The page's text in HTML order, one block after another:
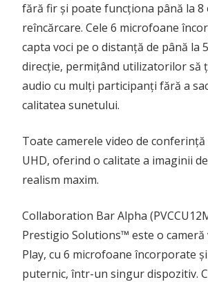
fără fir și poate funcționa până la 8
reîncărcare. Cele 6 microfoane
capta voci pe o distanță de până la
direcție, permițând utilizatorilor să
audio cu mulți participanți fără a
calitatea sunetului.
Toate camerele video de
UHD, oferind o calitate a imaginii
realism maxim.
Collaboration Bar Alpha
Prestigio Solutions™ este o cameră
Play, cu 6 microfoane încorporate
puternic, într-un singur dispozitiv.